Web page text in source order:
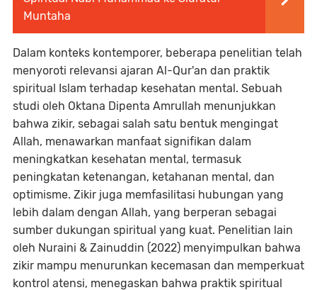
Muntaha
Dalam konteks kontemporer, beberapa penelitian telah
menyoroti relevansi ajaran Al-Qur'an dan praktik
spiritual Islam terhadap kesehatan mental. Sebuah
studi oleh Oktana Dipenta Amrullah menunjukkan
bahwa zikir, sebagai salah satu bentuk mengingat
Allah, menawarkan manfaat signifikan dalam
meningkatkan kesehatan mental, termasuk
peningkatan ketenangan, ketahanan mental, dan
optimisme. Zikir juga memfasilitasi hubungan yang
lebih dalam dengan Allah, yang berperan sebagai
sumber dukungan spiritual yang kuat. Penelitian lain
oleh Nuraini & Zainuddin (2022) menyimpulkan bahwa
zikir mampu menurunkan kecemasan dan memperkuat
kontrol atensi, menegaskan bahwa praktik spiritual